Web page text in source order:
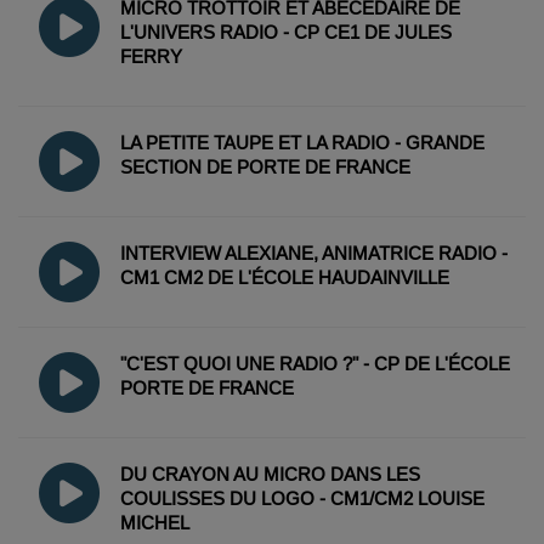
MICRO TROTTOIR ET ABECEDAIRE DE
L'UNIVERS RADIO - CP CE1 DE JULES
FERRY
LA PETITE TAUPE ET LA RADIO - GRANDE
SECTION DE PORTE DE FRANCE
INTERVIEW ALEXIANE, ANIMATRICE RADIO -
CM1 CM2 DE L'ÉCOLE HAUDAINVILLE
"C'EST QUOI UNE RADIO ?" - CP DE L'ÉCOLE
PORTE DE FRANCE
DU CRAYON AU MICRO DANS LES
COULISSES DU LOGO - CM1/CM2 LOUISE
MICHEL